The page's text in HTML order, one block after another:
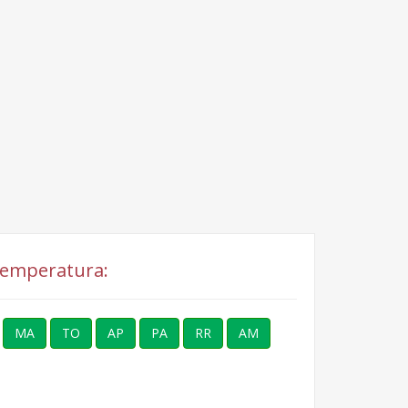
MA TO AP PA RR AM